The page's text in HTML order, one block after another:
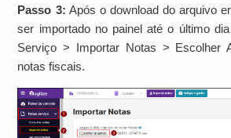
Passo 3: Após o download do arquivo
ser importado no painel até o último
Serviço > Importar Notas > Escolher
notas fiscais.